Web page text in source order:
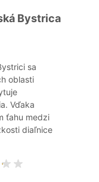
Bystrica
sa
oblasti
Vďaka
ťahu medzi
diaľnice